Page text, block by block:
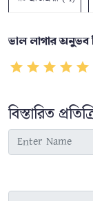
ভাল লাগার অনুভব
বিস্তারিত